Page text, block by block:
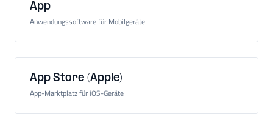
App
Anwendungssoftware für Mobilgeräte
App Store (Apple)
App-Marktplatz für iOS-Geräte